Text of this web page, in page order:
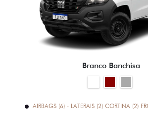
Branco Banchisa
AIRBAGS (6) - LATERAIS (2) CORTINA (2)